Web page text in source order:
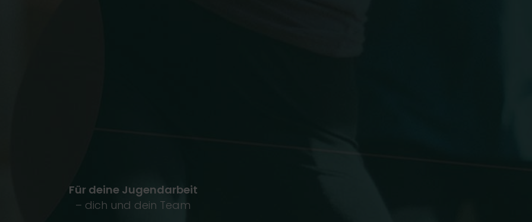
Für deine Jugendarbeit
– dich und dein Team